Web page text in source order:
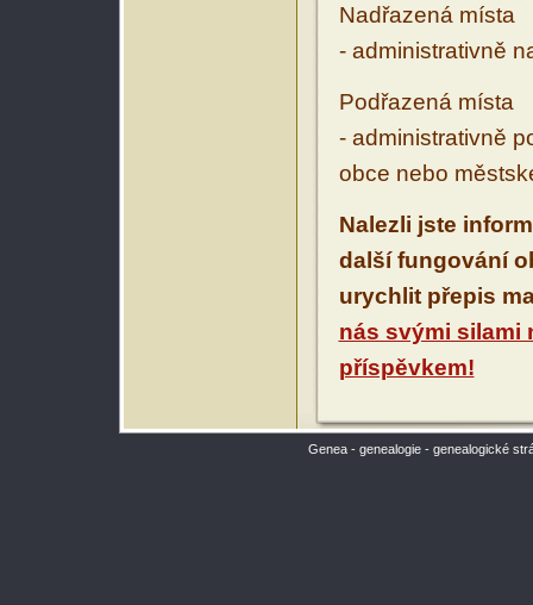
Nadřazená místa
- administrativně
Podřazená místa
- administrativně
obce nebo
Nalezli jste
další fungování
urychlit přepis
nás svými silami
příspěvkem!
Genea - genealogie - genealogické